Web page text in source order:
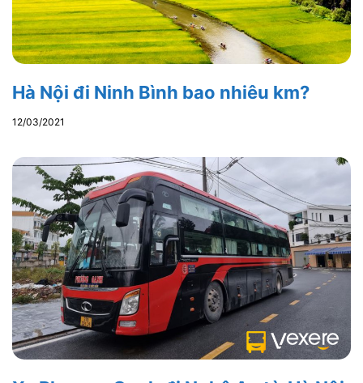
Hà Nội đi Ninh Bình bao nhiêu km?
12/03/2021